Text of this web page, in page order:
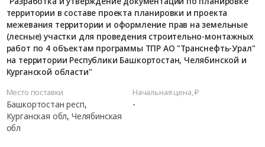
территории в составе проекта планировки и проекта
межевания территории и оформление прав на земельные
(лесные) участки для проведения строительно-монтажных
работ по 4 объектам программы ТПР АО "Транснефть-Урал"
на территории Республики Башкортостан, Челябинской и
Курганской области"
Место поставки
Башкортостан респ,
Курганская обл, Челябинская
обл
Начальная цена, ₽
-